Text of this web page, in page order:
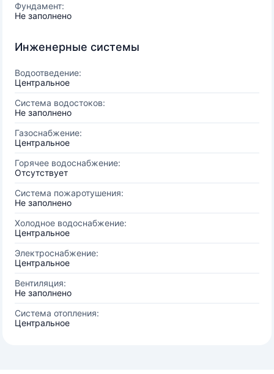
Фундамент:
Не заполнено
Инженерные системы
Водоотведение:
Центральное
Система водостоков:
Не заполнено
Газоснабжение:
Центральное
Горячее водоснабжение:
Отсутствует
Система пожаротушения:
Не заполнено
Холодное водоснабжение:
Центральное
Электроснабжение:
Центральное
Вентиляция:
Не заполнено
Система отопления:
Центральное